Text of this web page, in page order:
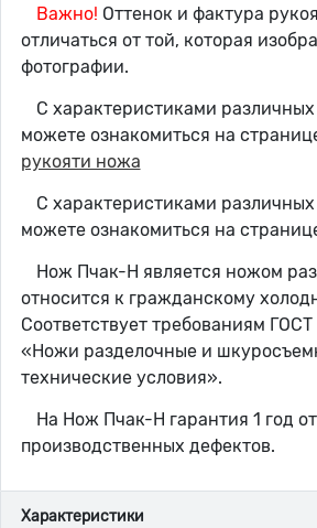
Важно! Оттенок и фактура
отличаться от той, которая
фотографии.
С характеристиками
можете ознакомиться на
рукояти ножа
С характеристиками
можете ознакомиться на
Нож Пчак-Н является ножом
относится к гражданскому
Соответствует требованиям
«Ножи разделочные и
технические условия».
На Нож Пчак-Н гарантия 1 год от
производственных дефектов.
Характеристики